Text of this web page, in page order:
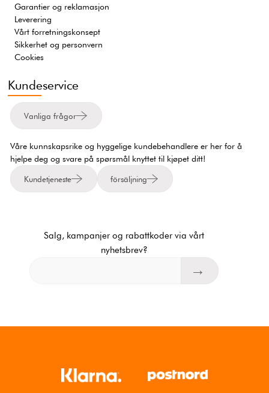
Garantier og reklamasjon
Leverering
Vårt forretningskonsept
Sikkerhet og personvern
Cookies
Kundeservice
Vanliga frågor
Våre kunnskapsrike og hyggelige kundebehandlere er her for å
hjelpe deg og svare på spørsmål knyttet til kjøpet ditt!
Kundetjeneste försäljning
Salg, kampanjer og rabattkoder via vårt
nyhetsbrev?